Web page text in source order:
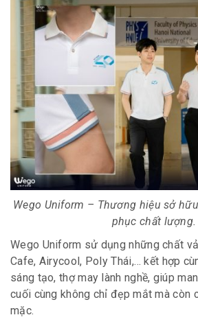
Wego Uniform – Thương hiệu sở
phục chất lượng.
Wego Uniform sử dụng những chất
Cafe, Airycool, Poly Thái,… kết hợp
sáng tạo, thợ may lành nghề, giúp
cuối cùng không chỉ đẹp mắt mà còn
mặc.